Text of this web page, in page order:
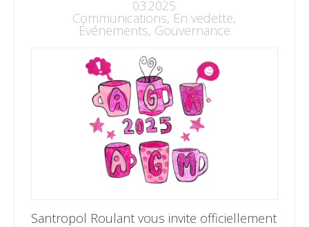
03.2025
Communications, En vedette,
Événements, Gouvernance
Santropol Roulant vous invite officiellement